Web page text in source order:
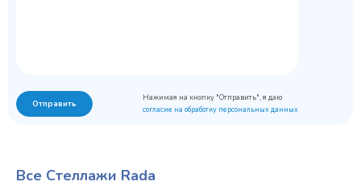
Отправить
Нажимая на кнопку "Отправить", я даю
согласие на обработку персональных данных
Все Стеллажи Rada